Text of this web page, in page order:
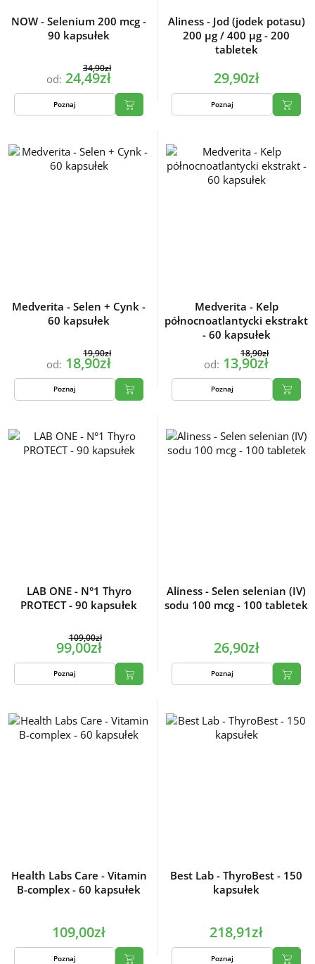
NOW - Selenium 200 mcg -
90 kapsułek
od:
34,90zł
24,49zł
Poznaj
Aliness - Jod (jodek potasu)
200 µg / 400 µg - 200
tabletek
29,90zł
Poznaj
Medverita - Selen + Cynk -
60 kapsułek
od:
19,90zł
18,90zł
Poznaj
Medverita - Kelp
północnoatlantycki ekstrakt
- 60 kapsułek
od:
18,90zł
13,90zł
Poznaj
LAB ONE - N°1 Thyro
PROTECT - 90 kapsułek
109,00zł
99,00zł
Poznaj
Aliness - Selen selenian (IV)
sodu 100 mcg - 100 tabletek
26,90zł
Poznaj
Health Labs Care - Vitamin
B-complex - 60 kapsułek
109,00zł
Poznaj
Best Lab - ThyroBest - 150
kapsułek
218,91zł
Poznaj